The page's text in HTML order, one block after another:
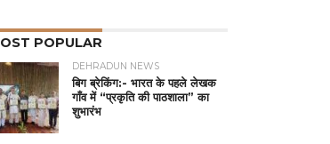
POPULAR
DEHRADUN NEWS
बिग ब्रेकिंग:- भारत के पहले लेखक
गाँव में “प्रकृति की पाठशाला” का
शुभारंभ